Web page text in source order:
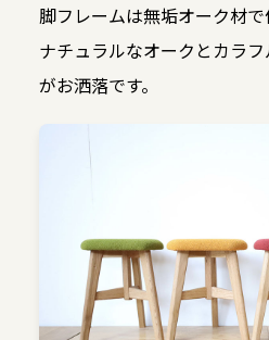
脚フレームは無垢オーク材で
ナチュラルなオークとカラ
がお洒落です。